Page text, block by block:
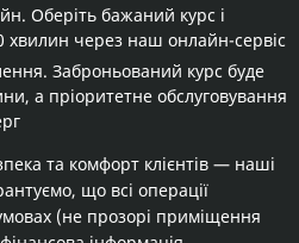
Оберіть бажаний курс і
хвилин через наш онлайн-сервіс
Заброньований курс буде
а пріоритетне обслуговування
та комфорт клієнтів — наші
що всі операції
(не прозорі приміщення